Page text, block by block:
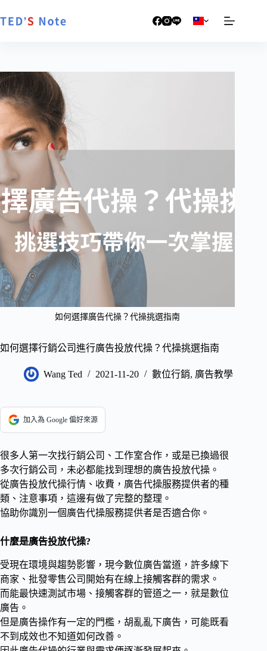
至
容
如何選擇廣告代操？代操挑選指南
如何選擇行銷公司進行廣告投放代操？代操挑選指南
Wang Ted 2021-11-20 數位行銷, 廣告教學
加入為 Google 偏好來源
很多人第一次找行銷公司、工作室合作，或是已換過很
多次行銷公司，未必都能找到理想的廣告投放代操。
從廣告投放代操行情、收費，廣告代操服務提供者的種
類、注意事項，這邊有做了完整的整理。
協助你識別一個廣告代操服務提供者是否適合你。
什麼是廣告投放代操?
受現在環境與趨勢影響，現今數位廣告當道，許多線下
商家、批發零售公司開始有在線上接觸客群的需求。
而能最快速測試市場、接觸客群的管道之一，就是數位
廣告。
但是廣告操作有一定的門檻，胡亂亂下廣告，可能既看
不到成效也不知道如何改善。